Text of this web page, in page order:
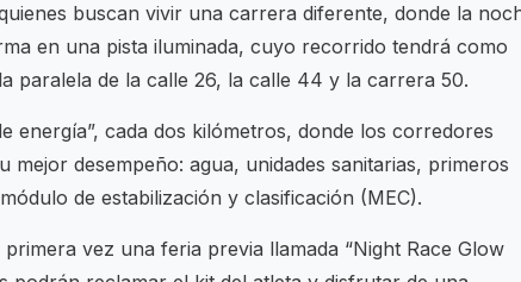
buscan vivir una carrera diferente, donde la
en una pista iluminada, cuyo recorrido tendrá como
paralela de la calle 26, la calle 44 y la carrera 50.
energía”, cada dos kilómetros, donde los corredores
desempeño: agua, unidades sanitarias, primeros
de estabilización y clasificación (MEC).
vez una feria previa llamada “Night Race Glow